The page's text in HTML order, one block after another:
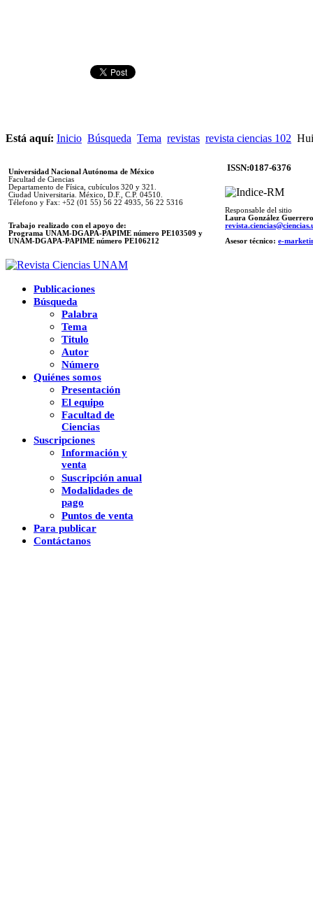
Está aquí: Inicio Búsqueda Tema revistas revista ciencias 102
Universidad Nacional Autónoma de México
Facultad de Ciencias
Departamento de Física, cubículos 320 y 321.
Ciudad Universitaria. México, D.F., C.P. 04510.
Télefono y Fax: +52 (01 55) 56 22 4935, 56 22 5316
Trabajo realizado con el apoyo de:
Programa UNAM-DGAPA-PAPIME número PE103509 y
UNAM-DGAPA-PAPIME número PE106212
ISSN:0187-6376
Responsable del sitio
Laura González Guerrero
Asesor técnico: e-
Publicaciones
Búsqueda
Palabra
Tema
Titulo
Autor
Número
Quiénes somos
Presentación
El equipo
Facultad de
Ciencias
Suscripciones
Información y
venta
Suscripción anual
Modalidades de
pago
Puntos de venta
Para publicar
Contáctanos